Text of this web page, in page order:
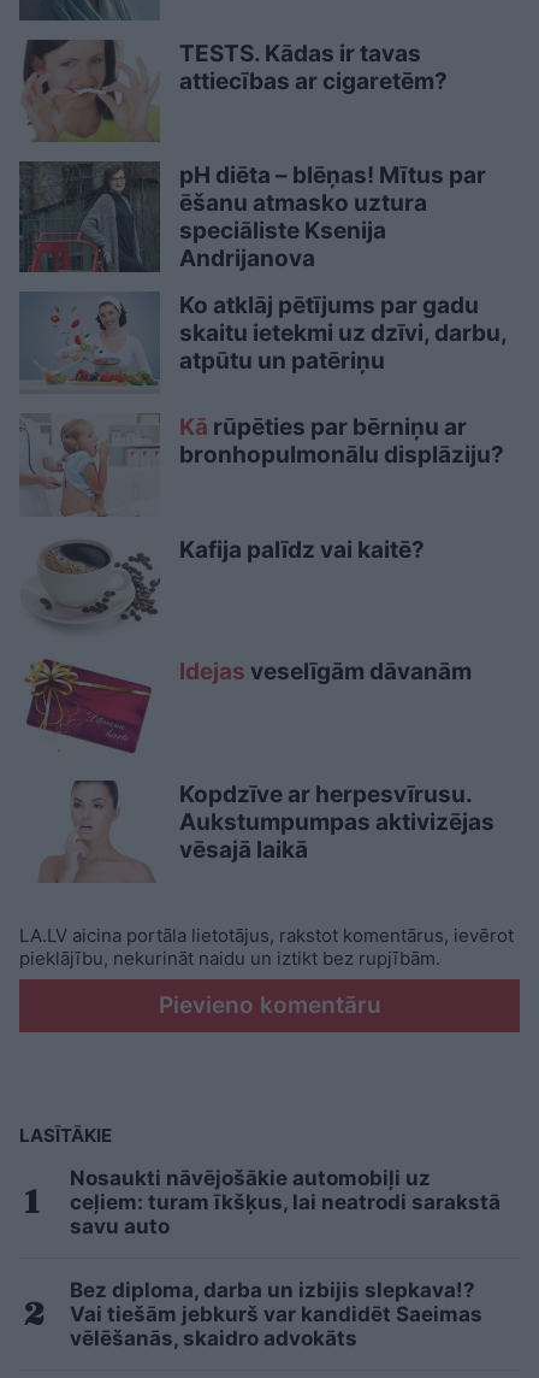
TESTS. Kādas ir tavas
attiecības ar cigaretēm?
pH diēta – blēņas! Mītus par
ēšanu atmasko uztura
speciāliste Ksenija
Andrijanova
Ko atklāj pētījums par gadu
skaitu ietekmi uz dzīvi, darbu,
atpūtu un patēriņu
Kā rūpēties par bērniņu ar
bronhopulmonālu displāziju?
Kafija palīdz vai kaitē?
Idejas veselīgām dāvanām
Kopdzīve ar herpesvīrusu.
Aukstumpumpas aktivizējas
vēsajā laikā
LA.LV aicina portāla lietotājus, rakstot komentārus, ievērot
pieklājību, nekurināt naidu un iztikt bez rupjībām.
Pievieno komentāru
LASĪTĀKIE
Nosaukti nāvējošākie automobiļi uz
ceļiem: turam īkšķus, lai neatrodi sarakstā
savu auto
Bez diploma, darba un izbijis slepkava!?
Vai tiešām jebkurš var kandidēt Saeimas
vēlēšanās, skaidro advokāts